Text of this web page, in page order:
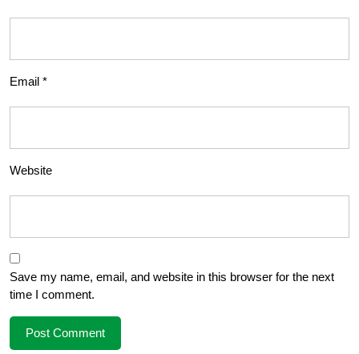
Email *
Website
Save my name, email, and website in this browser for the next
time I comment.